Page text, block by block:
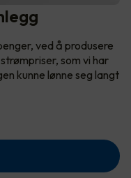
ved å produsere
som vi har
kunne lønne seg langt